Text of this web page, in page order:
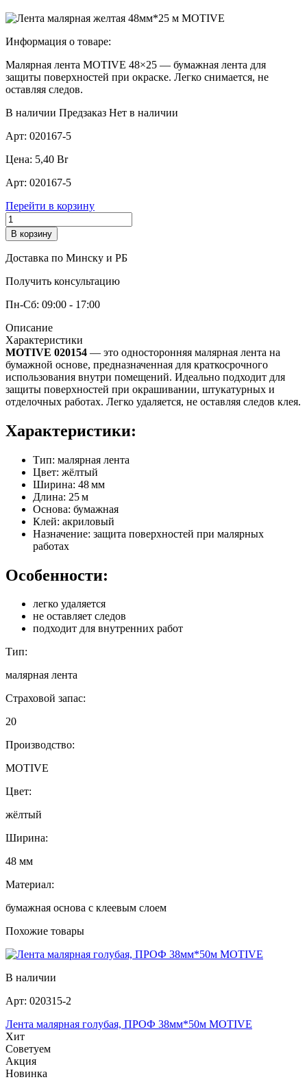
Информация о товаре:
Малярная лента MOTIVE 48×25 — бумажная лента для
защиты поверхностей при окраске. Легко снимается, не
оставляя следов.
В наличии Предзаказ Нет в наличии
Арт: 020167-5
Цена: 5,40 Br
Арт: 020167-5
Перейти в корзину
В корзину
Доставка по Минску и РБ
Получить консультацию
Пн-Сб: 09:00 - 17:00
Описание
Характеристики
MOTIVE 020154 — это односторонняя малярная лента на
бумажной основе, предназначенная для краткосрочного
использования внутри помещений. Идеально подходит для
защиты поверхностей при окрашивании, штукатурных и
отделочных работах. Легко удаляется, не оставляя следов клея.
Характеристики:
Тип: малярная лента
Цвет: жёлтый
Ширина: 48 мм
Длина: 25 м
Основа: бумажная
Клей: акриловый
Назначение: защита поверхностей при малярных
работах
Особенности:
легко удаляется
не оставляет следов
подходит для внутренних работ
Тип:
малярная лента
Страховой запас:
20
Производство:
MOTIVE
Цвет:
жёлтый
Ширина:
48 мм
Материал:
бумажная основа с клеевым слоем
Похожие товары
В наличии
Арт: 020315-2
Лента малярная голубая, ПРОФ 38мм*50м MOTIVE
Хит
Советуем
Акция
Новинка